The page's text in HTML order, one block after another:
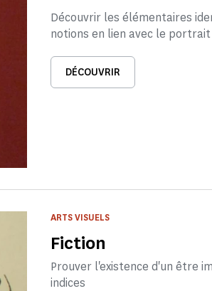
Découvrir les élémentaires
notions en lien avec le portrait
DÉCOUVRIR
Fiction
ARTS VISUELS
Prouver l'existence d'un être
indices